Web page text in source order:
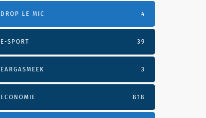
DROP LE MIC 4
E-SPORT 39
EARGASMEEK 3
ECONOMIE 818